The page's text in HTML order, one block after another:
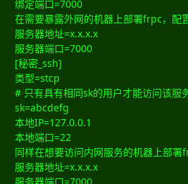
绑定端口=7000
在需要暴露外网的机器上部署frpc，配
服务器地址=x.x.x.x
服务器端口=7000
[秘密_ssh]
类型=stcp
# 只有具有相同sk的用户才能访问该服
sk=abcdefg
本地IP=127.0.0.1
本地端口=22
同样在想要访问内网服务的机器上部署
服务器地址=x.x.x.x